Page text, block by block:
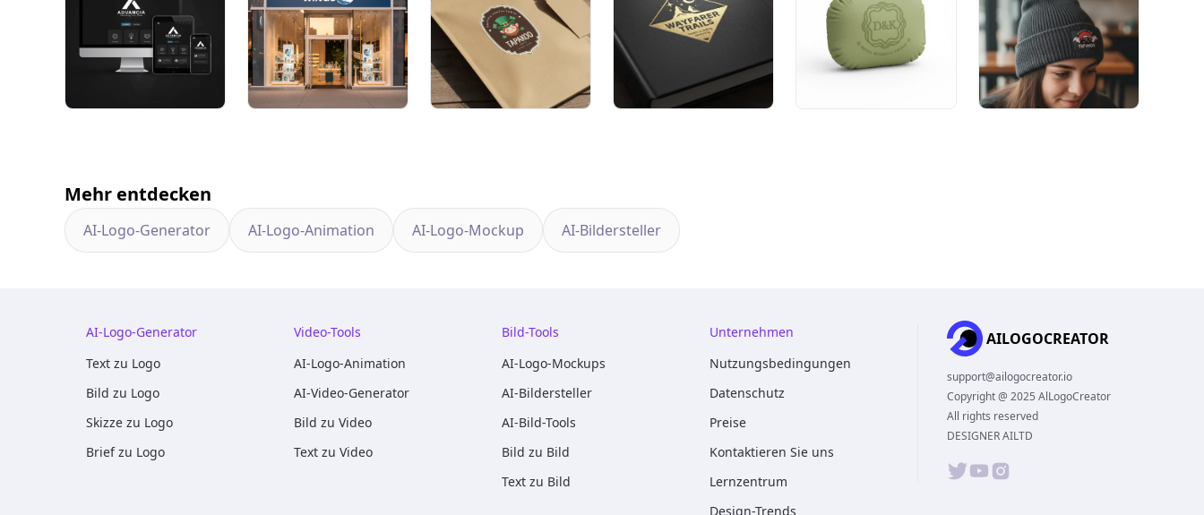
Mehr entdecken
AI-Logo-Generator AI-Logo-Animation AI-Logo-Mockup AI-Bildersteller
AI-Logo-Generator
Text zu Logo
Bild zu Logo
Skizze zu Logo
Brief zu Logo
Video-Tools
AI-Logo-Animation
AI-Video-Generator
Bild zu Video
Text zu Video
Bild-Tools
AI-Logo-Mockups
AI-Bildersteller
AI-Bild-Tools
Bild zu Bild
Text zu Bild
Unternehmen
Nutzungsbedingungen
Datenschutz
Preise
Kontaktieren Sie uns
Lernzentrum
Design-Trends
AILOGOCREATOR
support@ailogocreator.io
Copyright @ 2025 AlLogoCreator
All rights reserved
DESIGNER AILTD